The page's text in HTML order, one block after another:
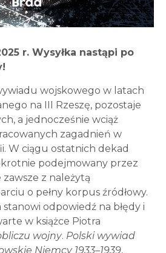
r. Wysyłka nastąpi po
wojskowego w latach
na III Rzeszę, pozostaje
a jednocześnie wciąż
zagadnień w
W ciągu ostatnich dekad
podejmowany przez
z należytą
o pełny korpus źródłowy.
odpowiedź na błędy i
w książce Piotra
wojny. Polski wywiad
Niemcy 1933–1939,